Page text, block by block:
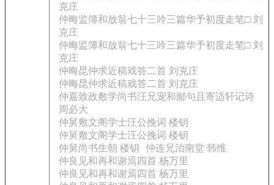
克庄
仲晦监簿和放翁七十三吟三篇华予初度走笔□ 刘
克庄
仲晦监簿和放翁七十三吟三篇华予初度走笔□ 刘
克庄
仲晦昆仲求近稿戏答二首 刘克庄
仲晦昆仲求近稿戏答二首 刘克庄
仲嘉致政敷学尚书汪兄宠和鄙句且寄适轩记诗
周必大
仲舅敷文阁学士汪公挽词 楼钥
仲舅敷文阁学士汪公挽词 楼钥
仲舅尚书生朝 楼钥
仲连兄治南堂 韩维
仲良见和再和谢焉四首 杨万里
仲良见和再和谢焉四首 杨万里